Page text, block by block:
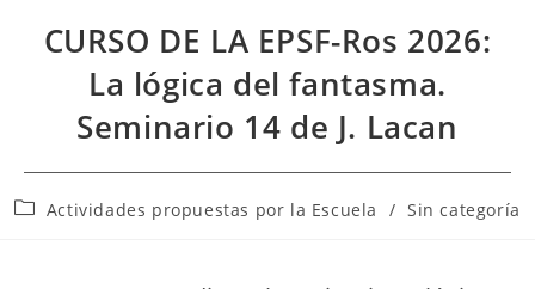
CURSO DE LA EPSF-Ros 2026:
La lógica del fantasma.
Seminario 14 de J. Lacan
Categoría
Actividades propuestas por la Escuela / Sin categoría